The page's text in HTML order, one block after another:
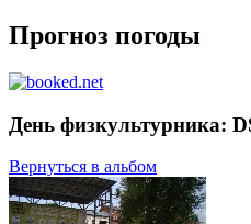
Прогноз погоды
День физкультурника:
Вернуться в альбом